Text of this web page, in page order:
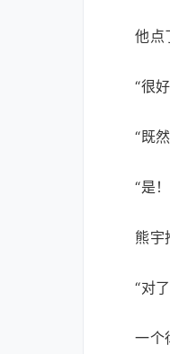
他点
“很
“既
“是
熊宇
“对
一个